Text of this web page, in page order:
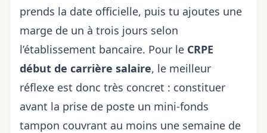
prends la date officielle, puis tu ajoutes une
marge de un à trois jours selon
l’établissement bancaire. Pour le CRPE
début de carrière salaire, le meilleur
réflexe est donc très concret : constituer
avant la prise de poste un mini-fonds
tampon couvrant au moins une semaine de